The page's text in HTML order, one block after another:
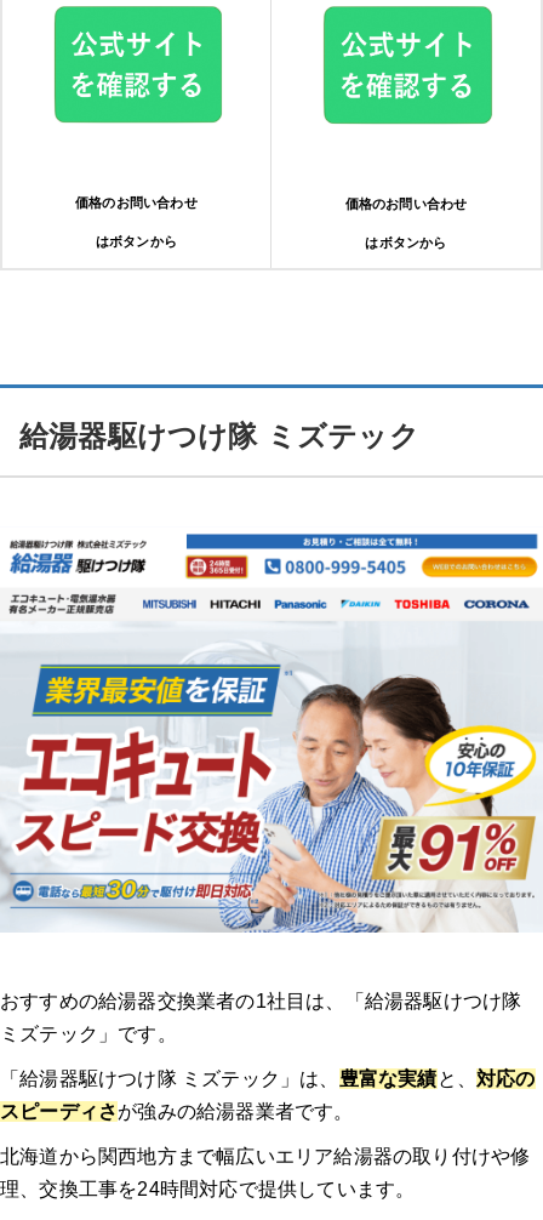
価格のお問い合わせ
はボタンから
価格のお問い合わせ
はボタンから
給湯器駆けつけ隊 ミズテック
おすすめの給湯器交換業者の1社目は、「給湯器駆けつけ隊
ミズテック」です。
「給湯器駆けつけ隊 ミズテック」は、 豊富な実績と、対応の
スピーディさが強みの給湯器業者です。
北海道から関西地方まで幅広いエリア給湯器の取り付けや修
理、交換工事を24時間対応で提供しています。